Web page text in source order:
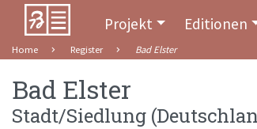
Projekt Editionen
Home Register Bad Elster
Bad Elster
Stadt/Siedlung (